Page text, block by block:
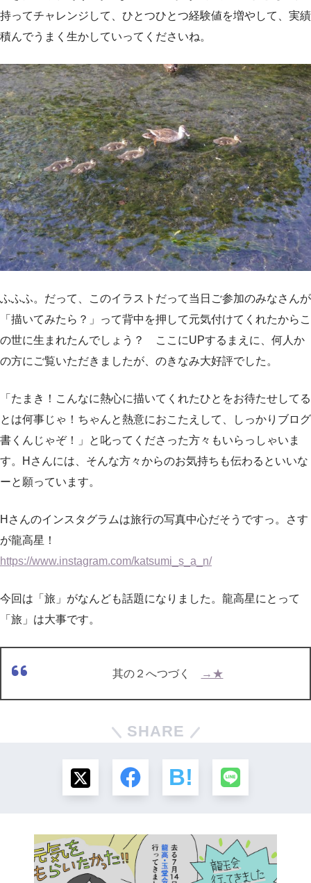
持ってチャレンジして、ひとつひとつ経験値を増やして、実績
積んでうまく生かしていってくださいね。
ふふふ。だって、このイラストだって当日ご参加のみなさんが
「描いてみたら？」って背中を押して元気付けてくれたからこ
の世に生まれたんでしょう？ ここにUPするまえに、何人か
の方にご覧いただきましたが、のきなみ大好評でした。
「たまき！こんなに熱心に描いてくれたひとをお待たせしてる
とは何事じゃ！ちゃんと熱意におこたえして、しっかりブログ
書くんじゃぞ！」と叱ってくださった方々もいらっしゃいま
す。Hさんには、そんな方々からのお気持ちも伝わるといいな
ーと願っています。
Hさんのインスタグラムは旅行の写真中心だそうですっ。さす
が龍高星！
https://www.instagram.com/katsumi_s_a_n/
今回は「旅」がなんども話題になりました。龍高星にとって
「旅」は大事です。
其の２へつづく →★
SHARE